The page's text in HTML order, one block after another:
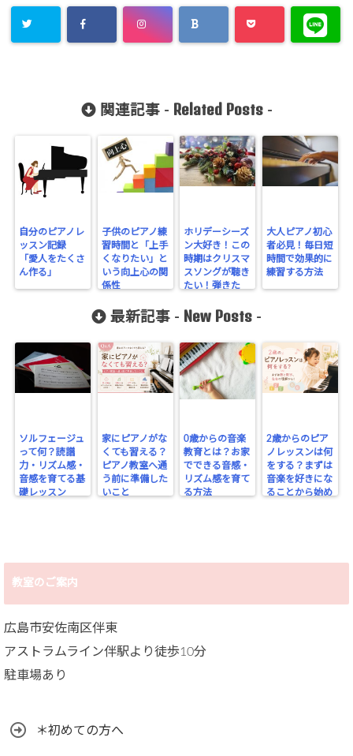
関連記事 - Related Posts-
自分のピアノレ
ッスン記録
「愛人をたくさ
ん作る」
子供のピアノ練
習時間と「上手
くなりたい」と
いう向上心の関
係性
ホリデーシーズ
ン大好き！この
時期はクリスマ
スソングが聴き
たい！弾きた
大人ピアノ初心
者必見！毎日短
時間で効果的に
練習する方法
最新記事 - New Posts -
ソルフェージュ
って何？読譜
力・リズム感・
音感を育てる基
礎レッスン
家にピアノがな
くても習える？
ピアノ教室へ通
う前に準備した
いこと
0歳からの音楽
教育とは？お家
でできる音感・
リズム感を育て
る方法
2歳からのピア
ノレッスンは何
をする？まずは
音楽を好きにな
ることから始め
教室のご案内
広島市安佐南区伴東
アストラムライン伴駅より徒歩10分
駐車場あり
＊初めての方へ